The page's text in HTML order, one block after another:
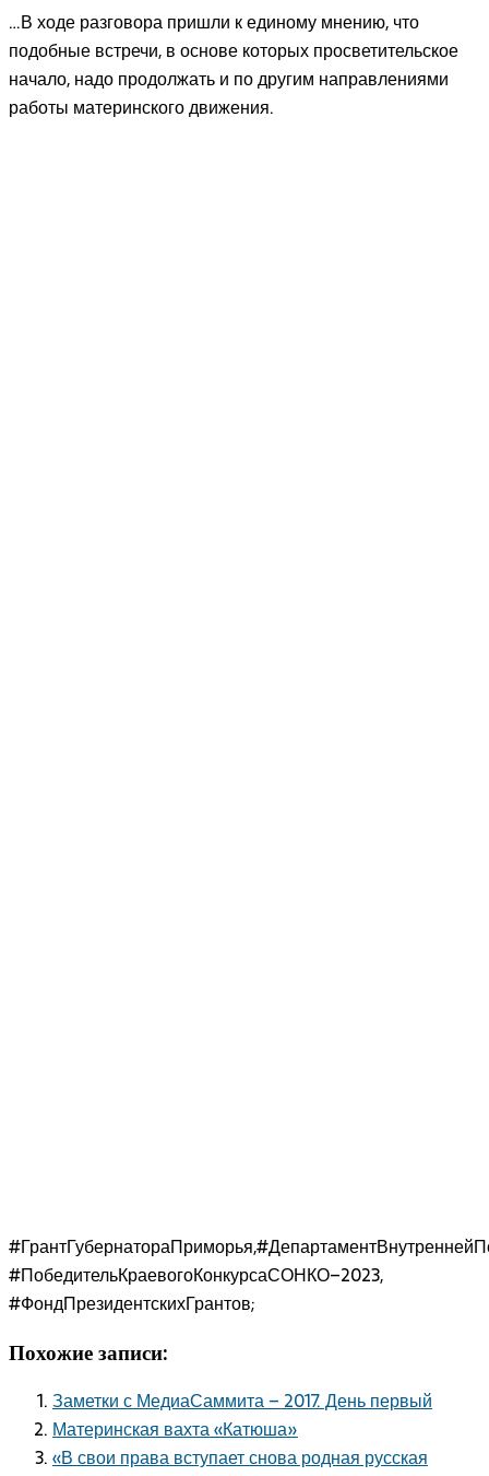
…В ходе разговора пришли к единому мнению, что
подобные встречи, в основе которых просветительское
начало, надо продолжать и по другим направлениями
работы материнского движения.
#ПобедительКраевогоКонкурсаСОНКО–2023,
#ФондПрезидентскихГрантов;
Похожие записи:
Заметки с МедиаСаммита – 2017. День первый
Материнская вахта «Катюша»
«В свои права вступает снова родная русская